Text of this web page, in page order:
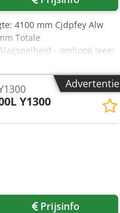
4100 mm Cjdpfey Alw
Totale
- omhoog leeg:
5,0 x
Advertentie
Y1300
Prijsinfo